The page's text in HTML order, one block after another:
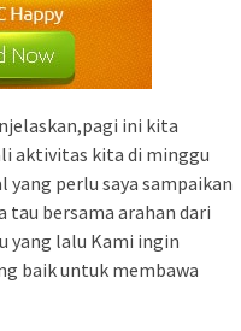
ini kita
aktivitas kita di minggu
yang perlu saya sampaikan
bersama arahan dari
yang lalu Kami ingin
baik untuk membawa